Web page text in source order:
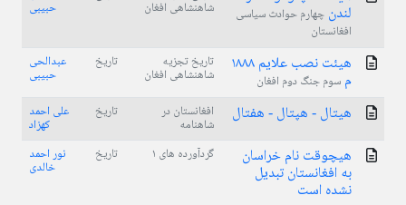
لندن چهارم حوادث سیاسی
افغانستان
شاهنشاهى افغان حبیبی
هیئت نصب علایم ۱۸۸۸
م سوم جنگ دوم افغان
تاریخ تجزیه
شاهنشاهى افغان
تاریخ عبدالحی
حبیبی
هیتال - هپتال - هفتال افغانستان در
شاهنامه
تاریخ علی احمد
کهزاد
هیچوقت نام خراسان
به افغانستان تبدیل
نشده است
گردآورده های ۱ تاریخ نور احمد
خالدی